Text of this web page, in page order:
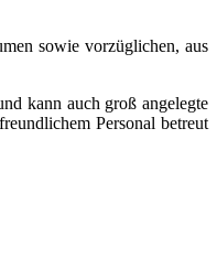
sowie vorzüglichen, aus
kann auch groß angelegte
Personal betreut